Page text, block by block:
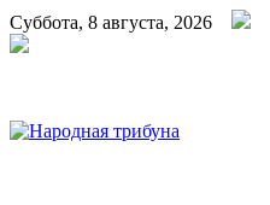
Суббота, 8 августа, 2026